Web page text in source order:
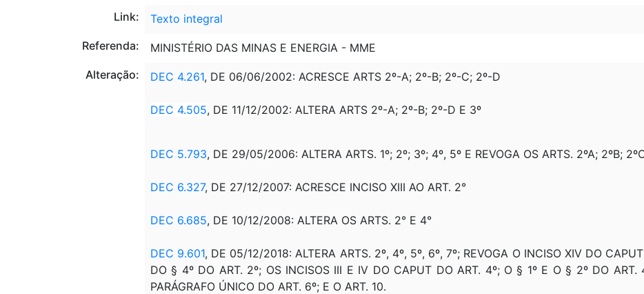
Link:
Texto integral
Referenda:
MINISTÉRIO DAS MINAS E ENERGIA - MME
Alteração:
DEC 4.261, DE 06/06/2002: ACRESCE ARTS 2º-A; 2º-B; 2º-C; 2º-D
DEC 4.505, DE 11/12/2002: ALTERA ARTS 2º-A; 2º-B; 2º-D E 3º
DEC 5.793, DE 29/05/2006: ALTERA ARTS. 1º; 2º; 3º; 4º, 5º E REVOGA OS ARTS. 2ºA; 2ºB;
DEC 6.327, DE 27/12/2007: ACRESCE INCISO XIII AO ART. 2°
DEC 6.685, DE 10/12/2008: ALTERA OS ARTS. 2° E 4°
DEC 9.601, DE 05/12/2018: ALTERA ARTS. 2º, 4º, 5º, 6º, 7º; REVOGA O INCISO XIV DO
DO § 4º DO ART. 2º; OS INCISOS III E IV DO CAPUT DO ART. 4º; O § 1º E O § 2º DO ART.
PARÁGRAFO ÚNICO DO ART. 6º; E O ART. 10.